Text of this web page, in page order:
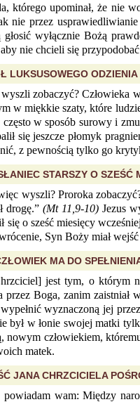
którego upominał, że nie
nie przez
głosić wyłącznie Bożą
nie chcieli się
LUKSUSOWEGO ODZIENIA
zobaczyć? Człowieka
w miękkie szaty, które
często w sposób surowy i
się jeszcze płomyk
z pewnością tylko go
STARSZY O SZEŚĆ
wyszli? Proroka
drogę.”(Mt 11,9-10) Jezus
się o sześć miesięcy
Syn Boży miał
MA DO
jest tym, o którym
przez Boga, zanim zaistniał
wyznaczoną jej
był w łonie swojej matki
nowym człowiekiem,
matek.
JANA CHRZCICIELA
powiadam wam: Między